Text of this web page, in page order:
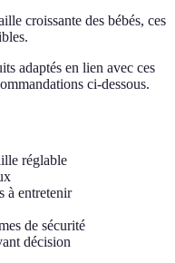
croissante des bébés, ces
adaptés en lien avec ces
ci-dessous.
réglable
à entretenir
de sécurité
décision